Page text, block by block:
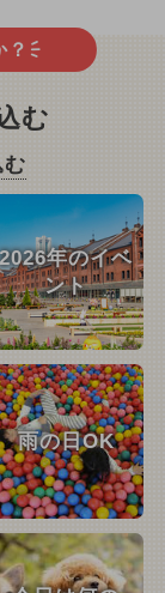
？
む
む
2026年のイベ
ント
雨の日OK